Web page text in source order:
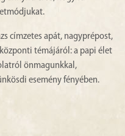
címzetes apát, nagyprépost,
témájáról: a papi élet
önmagunkkal,
esemény fényében.